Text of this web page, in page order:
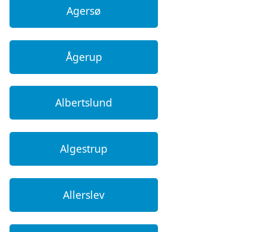
Agersø
Ågerup
Albertslund
Algestrup
Allerslev